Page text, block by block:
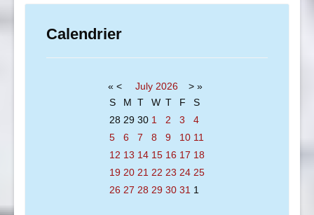
Calendrier
« < July 2026 > »
S
M T W T F
S
28 29 30 1 2 3
4
5
6 7 8 9 10 11
12 13 14 15 16 17 18
19 20 21 22 23 24 25
26 27 28 29 30 31 1